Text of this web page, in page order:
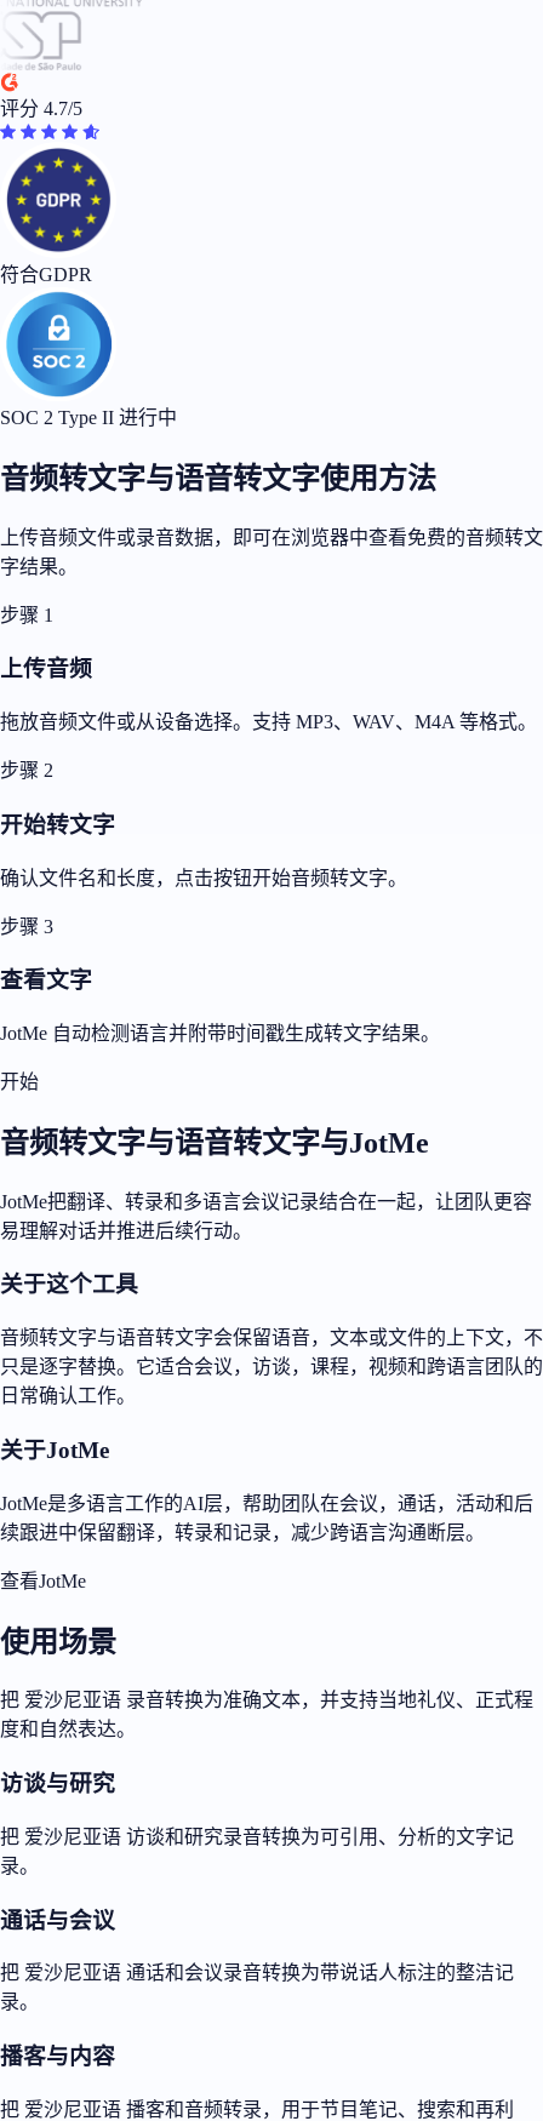
评分 4.7/5
符合GDPR
SOC 2 Type II 进行中
音频转文字与语音转文字使用方法
上传音频文件或录音数据，即可在浏览器中查看免费的音频转文
字结果。
步骤 1
上传音频
拖放音频文件或从设备选择。支持 MP3、WAV、M4A 等格式。
步骤 2
开始转文字
确认文件名和长度，点击按钮开始音频转文字。
步骤 3
查看文字
JotMe 自动检测语言并附带时间戳生成转文字结果。
开始
音频转文字与语音转文字与JotMe
JotMe把翻译、转录和多语言会议记录结合在一起，让团队更容
易理解对话并推进后续行动。
关于这个工具
音频转文字与语音转文字会保留语音，文本或文件的上下文，不
只是逐字替换。它适合会议，访谈，课程，视频和跨语言团队的
日常确认工作。
关于JotMe
JotMe是多语言工作的AI层，帮助团队在会议，通话，活动和后
续跟进中保留翻译，转录和记录，减少跨语言沟通断层。
查看JotMe
使用场景
把 爱沙尼亚语 录音转换为准确文本，并支持当地礼仪、正式程
度和自然表达。
访谈与研究
把 爱沙尼亚语 访谈和研究录音转换为可引用、分析的文字记
录。
通话与会议
把 爱沙尼亚语 通话和会议录音转换为带说话人标注的整洁记
录。
播客与内容
把 爱沙尼亚语 播客和音频转录，用于节目笔记、搜索和再利